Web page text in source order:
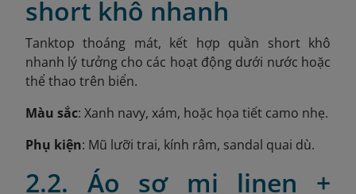
short khô nhanh
Tanktop thoáng mát, kết hợp quần short khô
nhanh lý tưởng cho các hoạt động dưới nước hoặc
thể thao trên biển.
Màu sắc: Xanh navy, xám, hoặc họa tiết camo nhẹ.
Phụ kiện: Mũ lưỡi trai, kính râm, sandal quai dù.
2.2. Áo sơ mi linen +